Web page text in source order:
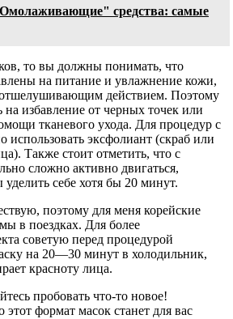
средства: самые
то вы должны понимать, что
на питание и увлажнение кожи,
действием. Поэтому
на избавление от черных точек или
тканевого ухода. Для процедур с
эксфолиант (скраб или
Также стоит отметить, что с
сложно активно двигаться,
уделить себе хотя бы 20 минут.
поэтому для меня корейские
в поездках. Для более
советую перед процедурой
на 20—30 минут в холодильник,
красноту лица.
пробовать что-то новое!
формат масок станет для вас